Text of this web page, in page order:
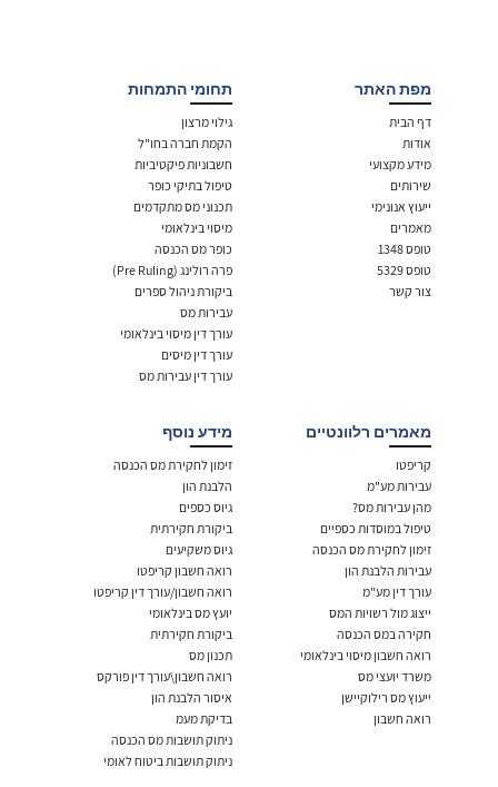
מפת האתר
דף הבית
אודות
מידע מקצועי
שירותים
ייעוץ אנונימי
מאמרים
טופס 1348
טופס 5329
צור קשר
תחומי התמחות
גילוי מרצון
הקמת חברה בחו"ל
חשבוניות פיקטיביות
טיפול בתיקי כופר
תכנוני מס מתקדמים
מיסוי בינלאומי
כופר מס הכנסה
פרה רולינג (Pre Ruling)
ביקורת ניהול ספרים
עבירות מס
עורך דין מיסוי בינלאומי
עורך דין מיסים
עורך דין עבירות מס
מאמרים רלוונטיים
קריפטו
עבירות מע"מ
מהן עבירות מס?
טיפול במוסדות כספיים
זימון לחקירת מס הכנסה
עבירות הלבנת הון
עורך דין מע"מ
ייצוג מול רשויות המס
חקירה במס הכנסה
רואה חשבון מיסוי בינלאומי
משרד יועצי מס
ייעוץ מס רילוקיישן
רואה חשבון
מידע נוסף
זימון לחקירת מס הכנסה
הלבנת הון
גיוס כספים
ביקורת חקירתית
גיוס משקיעים
רואה חשבון קריפטו
רואה חשבון/עורך דין קריפטו
יועץ מס בינלאומי
ביקורת חקירתית
תכנון מס
רואה חשבון\עורך דין פורקס
איסור הלבנת הון
בדיקת מעמ
ניתוק תושבות מס הכנסה
ניתוק תושבות ביטוח לאומי